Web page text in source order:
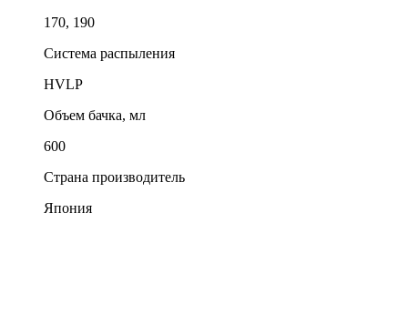
170, 190
Система распыления
HVLP
Объем бачка, мл
600
Страна производитель
Япония